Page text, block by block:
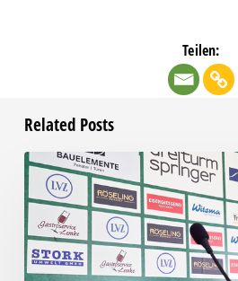
Teilen:
Related Posts
Pressegespräch
RSV
Eintracht
1949
–